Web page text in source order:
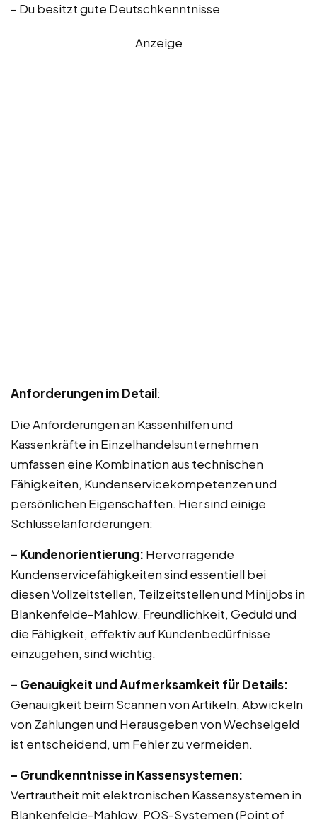
– Du besitzt gute Deutschkenntnisse
Anzeige
Anforderungen im Detail:
Die Anforderungen an Kassenhilfen und
Kassenkräfte in Einzelhandelsunternehmen
umfassen eine Kombination aus technischen
Fähigkeiten, Kundenservicekompetenzen und
persönlichen Eigenschaften. Hier sind einige
Schlüsselanforderungen:
– Kundenorientierung: Hervorragende
Kundenservicefähigkeiten sind essentiell bei
diesen Vollzeitstellen, Teilzeitstellen und Minijobs in
Blankenfelde-Mahlow. Freundlichkeit, Geduld und
die Fähigkeit, effektiv auf Kundenbedürfnisse
einzugehen, sind wichtig.
– Genauigkeit und Aufmerksamkeit für Details:
Genauigkeit beim Scannen von Artikeln, Abwickeln
von Zahlungen und Herausgeben von Wechselgeld
ist entscheidend, um Fehler zu vermeiden.
– Grundkenntnisse in Kassensystemen:
Vertrautheit mit elektronischen Kassensystemen in
Blankenfelde-Mahlow, POS-Systemen (Point of